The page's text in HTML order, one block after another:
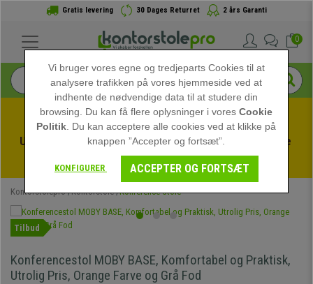
Gratis levering 30 Dages Returret 2 års Garanti
0
Udnyt sommerudsalget hos kontorstolepro! Eksklusive
rabatter i en begrænset periode - Se tilbuddet
Kontorstolepro Kontorstole Konference Stole
Tilbud
Konferencestol MOBY BASE, Komfortabel og Praktisk,
Utrolig Pris, Orange Farve og Grå Fod
Vi bruger vores egne og tredjeparts Cookies til at
analysere trafikken på vores hjemmeside ved at
indhente de nødvendige data til at studere din
browsing. Du kan få flere oplysninger i voresCookie
Politik . Du kan acceptere alle cookies ved at klikke på
knappen ”Accepter og fortsæt”.
KONFIGURER ACCEPTER OG FORTSÆT